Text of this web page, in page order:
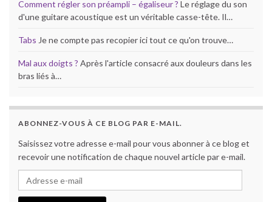
Comment régler son préampli – égaliseur ? Le réglage du son
d'une guitare acoustique est un véritable casse-tête. Il…
Tabs Je ne compte pas recopier ici tout ce qu'on trouve…
Mal aux doigts ? Après l'article consacré aux douleurs dans les
bras liés à…
ABONNEZ-VOUS À CE BLOG PAR E-MAIL.
Saisissez votre adresse e-mail pour vous abonner à ce blog et
recevoir une notification de chaque nouvel article par e-mail.
Adresse e-mail